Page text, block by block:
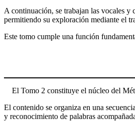
A continuación, se trabajan las vocales y
permitiendo su exploración mediante el
Este tomo cumple una función
El Tomo 2 constituye el núcleo del
El contenido se organiza en una
y reconocimiento de palabras